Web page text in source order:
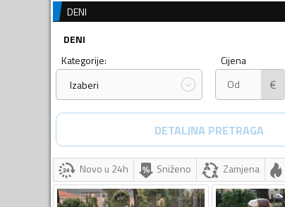
DENI
DENI
Kategorije:
Izaberi
Cijena
€
DETALJNA PRETRAGA
Novo u 24h Sniženo Zamjena